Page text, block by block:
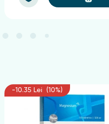
-10.35 Lei (10%)